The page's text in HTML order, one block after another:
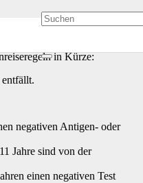
in Kürze:
negativen Antigen- oder
Jahre sind von der
einen negativen Test